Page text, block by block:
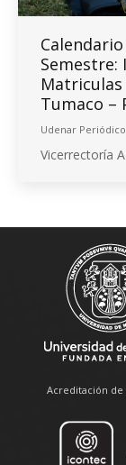
Semestre:
Tumaco –
Udenar Periódico
Vicerrectoría
Acreditación de